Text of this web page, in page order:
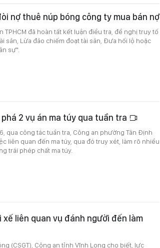
nợ thuê núp bóng công ty mua bán nợ
TPHCM đã hoàn tất kết luận điều tra, đề nghị truy tố
sản, Lừa đảo chiếm đoạt tài sản, Đưa hối lộ hoặc
sự".
2 vụ án ma túy qua tuần tra
qua công tác tuần tra, Công an phường Tân Định
liên quan đến ma túy, qua đó truy xét, làm rõ nhiều
trái phép chất ma túy.
xế liên quan vụ đánh người đến làm
(CSGT), Công an tỉnh Vĩnh Long cho biết, lực